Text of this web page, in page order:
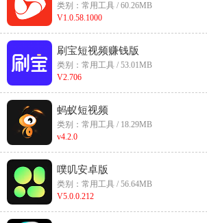
类别：常用工具 / 60.26MB
V1.0.58.1000
刷宝短视频赚钱版
类别：常用工具 / 53.01MB
V2.706
蚂蚁短视频
类别：常用工具 / 18.29MB
v4.2.0
噗叽安卓版
类别：常用工具 / 56.64MB
V5.0.0.212